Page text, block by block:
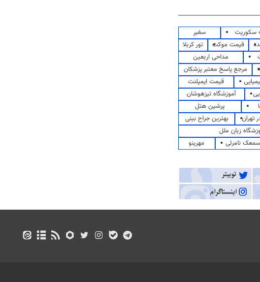
سکوریت
سفیر
قیمت موکت
تور کربلا
مداحی اربعین
مرجع پاسخ معتبر پزشکان
قیمت ایمپلنت
آموزشگاه تیزهوشان
پرشین هتل
تهران
بهترین جراح بینی
زبان ملل
نامرئی
مهرینو